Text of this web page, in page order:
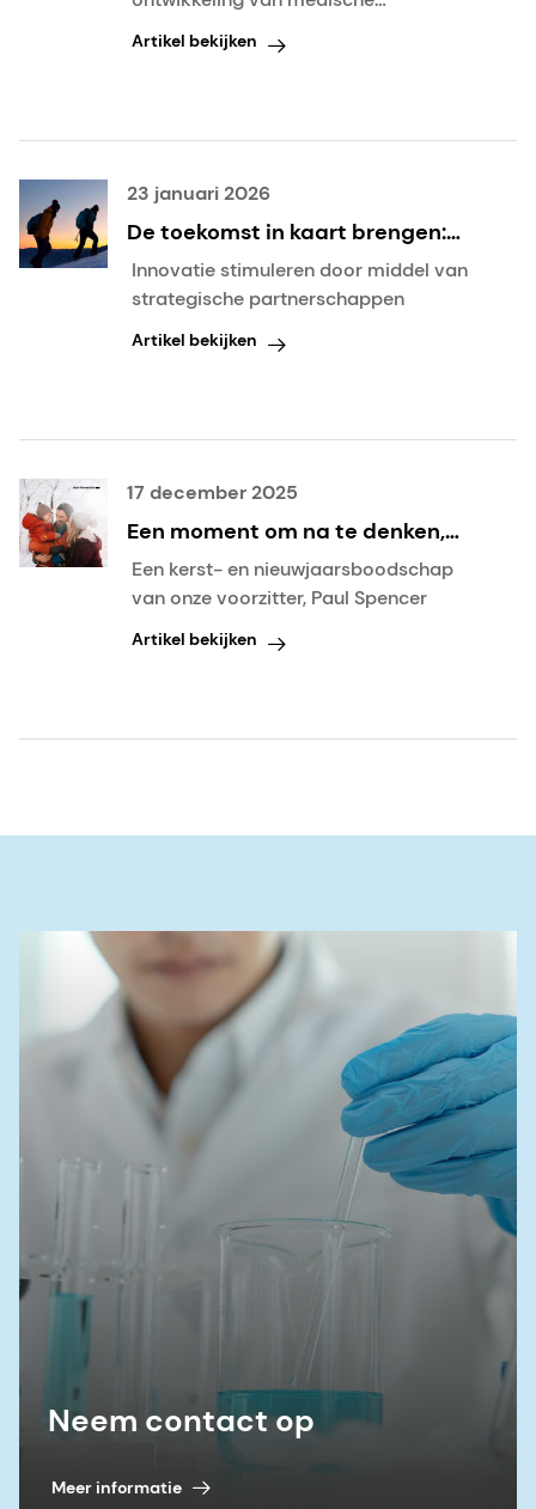
hulpmiddelen
Artikel bekijken
23 januari 2026
De toekomst in kaart brengen:
Wat staat fabrikanten van
medische hulpmiddelen te
wachten in 2026?
Innovatie stimuleren door middel van
strategische partnerschappen
Artikel bekijken
17 december 2025
Een moment om na te denken,
dankbaar te zijn en vooruit te
kijken
Een kerst- en nieuwjaarsboodschap
van onze voorzitter, Paul Spencer
Artikel bekijken
Neem contact op
Meer informatie